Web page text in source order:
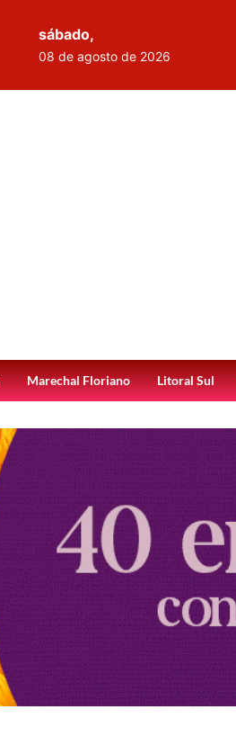
sábado,
08 de agosto de 2026
Marechal Floriano Litoral Sul